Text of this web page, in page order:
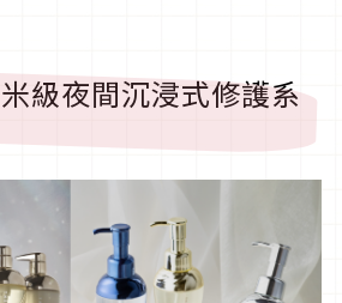
級夜間沉浸式修護系